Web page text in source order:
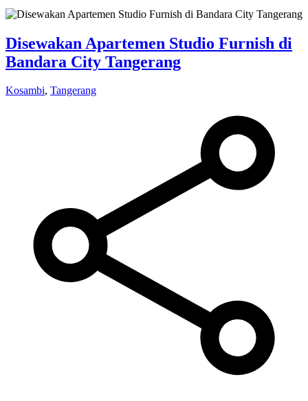
Disewakan Apartemen Studio Furnish di
Bandara City Tangerang
Kosambi, Tangerang